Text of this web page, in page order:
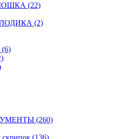
(22)
(2)
(260)
скрипок (136)